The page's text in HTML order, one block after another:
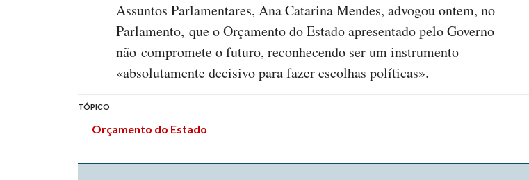
Assuntos Parlamentares, Ana Catarina Mendes, advogou ontem, no
Parlamento, que o Orçamento do Estado apresentado pelo Governo
não compromete o futuro, reconhecendo ser um instrumento
«absolutamente decisivo para fazer escolhas políticas».
TÓPICO
Orçamento do Estado